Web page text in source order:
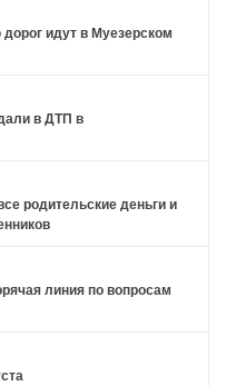
идут в Муезерском
в ДТП в
родительские деньги и
линия по вопросам